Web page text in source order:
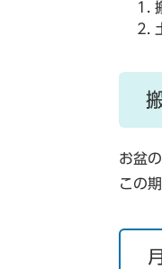
お盆
この